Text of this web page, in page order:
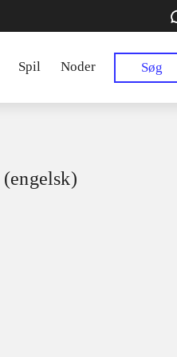
Spil Noder Søg
(engelsk)